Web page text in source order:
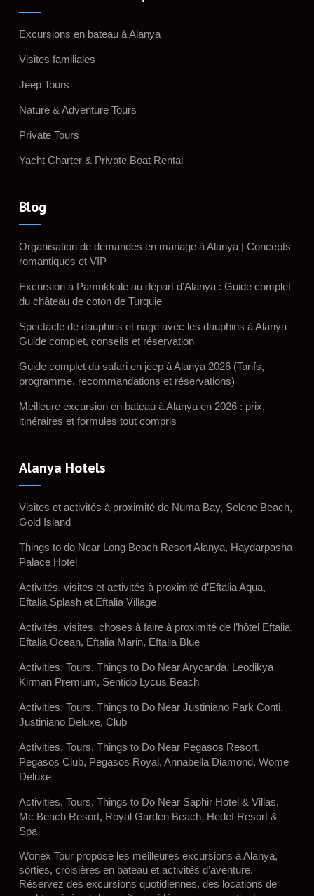
Excursions en bateau à Alanya
Visites familiales
Jeep Tours
Nature & Adventure Tours
Private Tours
Yacht Charter & Private Boat Rental
Blog
Organisation de demandes en mariage à Alanya | Concepts
romantiques et VIP
Excursion à Pamukkale au départ d’Alanya : Guide complet
du château de coton de Turquie
Spectacle de dauphins et nage avec les dauphins à Alanya –
Guide complet, conseils et réservation
Guide complet du safari en jeep à Alanya 2026 (Tarifs,
programme, recommandations et réservations)
Meilleure excursion en bateau à Alanya en 2026 : prix,
itinéraires et formules tout compris
Alanya Hotels
Visites et activités à proximité de Numa Bay, Selene Beach,
Gold Island
Things to do Near Long Beach Resort Alanya, Haydarpasha
Palace Hotel
Activités, visites et activités à proximité d’Eftalia Aqua,
Eftalia Splash et Eftalia Village
Activités, visites, choses à faire à proximité de l’hôtel Eftalia,
Eftalia Ocean, Eftalia Marin, Eftalia Blue
Activities, Tours, Things to Do Near Arycanda, Leodikya
Kirman Premium, Sentido Lycus Beach
Activities, Tours, Things to Do Near Justiniano Park Conti,
Justiniano Deluxe, Club
Activities, Tours, Things to Do Near Pegasos Resort,
Pegasos Club, Pegasos Royal, Annabella Diamond, Wome
Deluxe
Activities, Tours, Things to Do Near Saphir Hotel & Villas,
Mc Beach Resort, Royal Garden Beach, Hedef Resort &
Spa
Wonex Tour propose les meilleures excursions à Alanya,
sorties, croisières en bateau et activités d’aventure.
Réservez des excursions quotidiennes, des locations de